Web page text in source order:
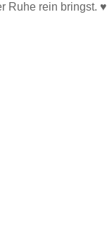
Ruhe rein bringst. ♥